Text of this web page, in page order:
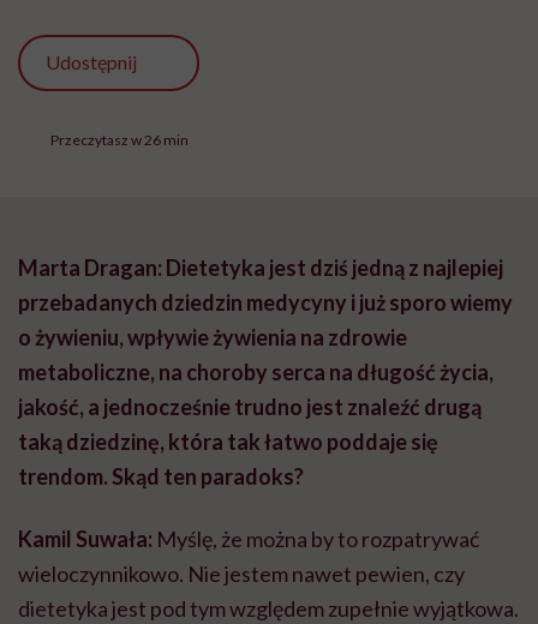
Udostępnij
Przeczytasz w 26 min
Marta Dragan: Dietetyka jest dziś jedną z najlepiej
przebadanych dziedzin medycyny i już sporo wiemy
o żywieniu, wpływie żywienia na zdrowie
metaboliczne, na choroby serca na długość życia,
jakość, a jednocześnie trudno jest znaleźć drugą
taką dziedzinę, która tak łatwo poddaje się
trendom. Skąd ten paradoks?
Kamil Suwała: Myślę, że można by to rozpatrywać
wieloczynnikowo. Nie jestem nawet pewien, czy
dietetyka jest pod tym względem zupełnie wyjątkowa.